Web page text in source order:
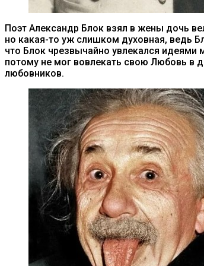
Поэт Александр Блок взял в жены дочь
но какая-то уж слишком духовная, ведь
что Блок чрезвычайно увлекался
потому не мог вовлекать свою Любовь в
любовников.